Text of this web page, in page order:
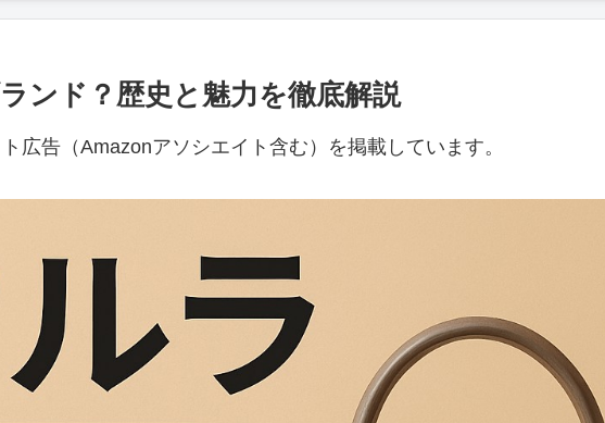
ンド？歴史と魅力を徹底解説
広告（Amazonアソシエイト含む）を掲載しています。